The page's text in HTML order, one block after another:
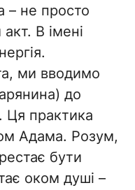
– не просто
В імені
ми вводимо
до
Ця практика
Адама. Розум,
бути
оком душі –